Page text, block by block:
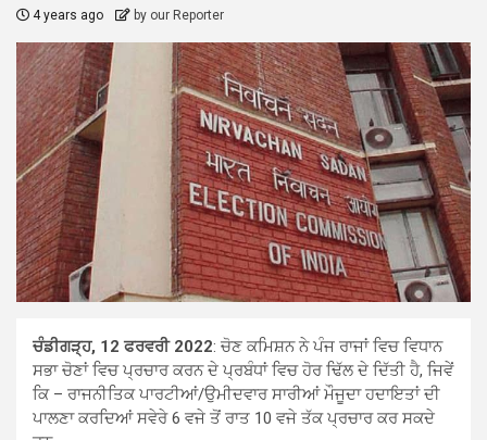
4 years ago by our Reporter
ਚੰਡੀਗੜ੍ਹ, 12 ਫਰਵਰੀ 2022: ਚੋਣ ਕਮਿਸ਼ਨ ਨੇ ਪੰਜ ਰਾਜਾਂ ਵਿਚ ਵਿਧਾਨ
ਸਭਾ ਚੋਣਾਂ ਵਿਚ ਪ੍ਰਚਾਰ ਕਰਨ ਦੇ ਪ੍ਰਬੰਧਾਂ ਵਿਚ ਹੋਰ ਢਿੱਲ ਦੇ ਦਿੱਤੀ ਹੈ, ਜਿਵੇਂ
ਕਿ – ਰਾਜਨੀਤਿਕ ਪਾਰਟੀਆਂ/ਉਮੀਦਵਾਰ ਸਾਰੀਆਂ ਮੌਜੂਦਾ ਹਦਾਇਤਾਂ ਦੀ
ਪਾਲਣਾ ਕਰਦਿਆਂ ਸਵੇਰੇ 6 ਵਜੇ ਤੋਂ ਰਾਤ 10 ਵਜੇ ਤੱਕ ਪ੍ਰਚਾਰ ਕਰ ਸਕਦੇ